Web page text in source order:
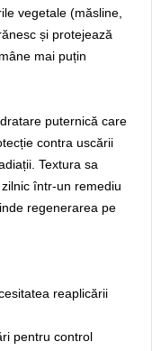
vegetale (măsline,
și protejează
mai puțin
puternică care
contra uscării
Textura sa
într-un remediu
regenerarea pe
reaplicării
pentru control